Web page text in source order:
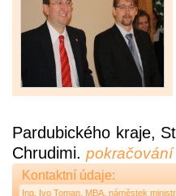
Pardubického kraje,
Chrudimi. pokračování
Kontaktní údaje:
Ing. Ivo Toman, MBA, náměstek